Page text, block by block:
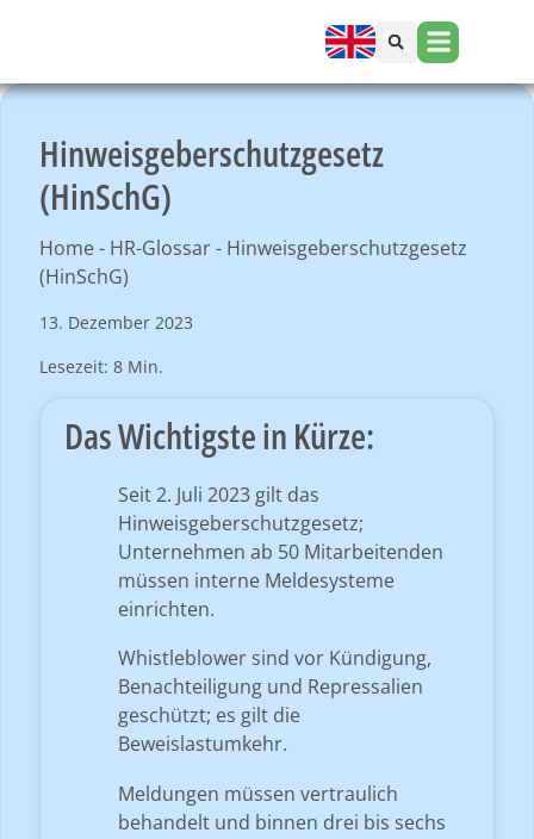
Hinweisgeberschutzgesetz
(HinSchG)
Home- HR-Glossar- Hinweisgeberschutzgesetz
(HinSchG)
13. Dezember 2023
Lesezeit: 8 Min.
Das Wichtigste in Kürze:
Seit 2. Juli 2023 gilt das
Hinweisgeberschutzgesetz;
Unternehmen ab 50 Mitarbeitenden
müssen interne Meldesysteme
einrichten.
Whistleblower sind vor Kündigung,
Benachteiligung und Repressalien
geschützt; es gilt die
Beweislastumkehr.
Meldungen müssen vertraulich
behandelt und binnen drei bis sechs